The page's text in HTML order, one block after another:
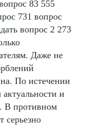
83 555
731 вопрос
вопрос 2 273
Даже не
По истечении
актуальности и
В противном
серьезно